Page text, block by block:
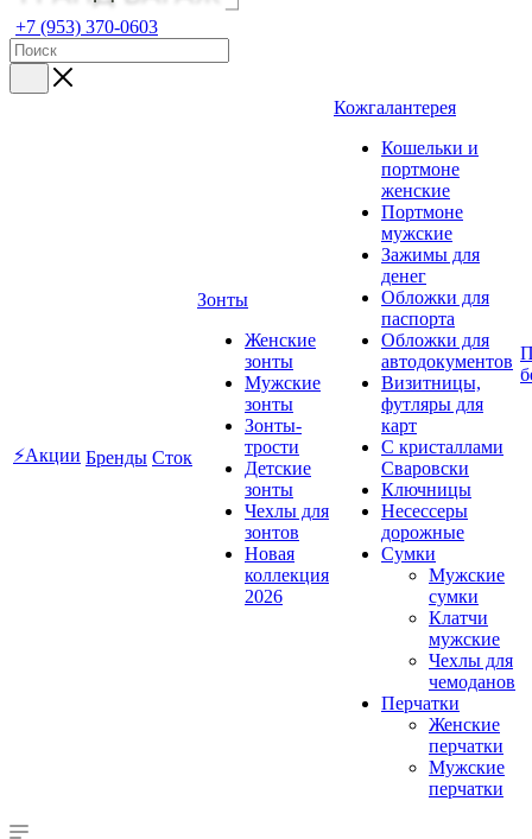
+7 (953) 370-0603
⚡Акции Бренды Сток
Зонты
Женские
зонты
Мужские
зонты
Зонты-
трости
Детские
зонты
Чехлы для
зонтов
Новая
коллекция
2026
Кожгалантерея
Кошельки и
портмоне
женские
Портмоне
мужские
Зажимы для
денег
Обложки для
паспорта
Обложки для
автодокументов
Визитницы,
футляры для
карт
C кристаллами
Сваровски
Ключницы
Несессеры
дорожные
Сумки
Мужские
сумки
Клатчи
мужские
Чехлы для
чемоданов
Перчатки
Женские
перчатки
Мужские
перчатки